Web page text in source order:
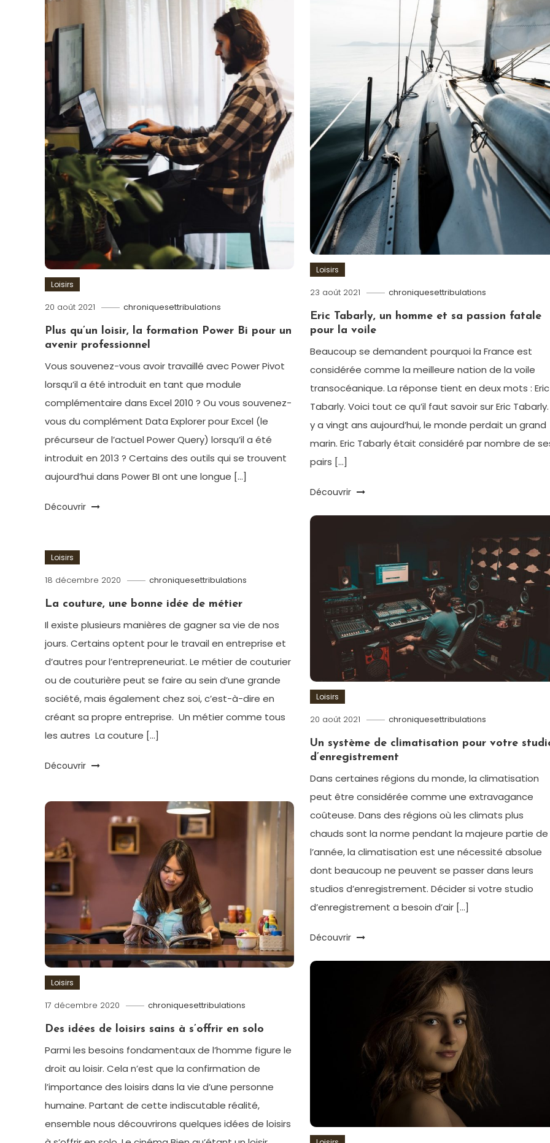
Loisirs
23 août 2021 chroniquesettribulations
Eric Tabarly, un homme et sa passion fatale
pour la voile
Beaucoup se demandent pourquoi la France est
considérée comme la meilleure nation de la voile
transocéanique. La réponse tient en deux mots : Eric
Tabarly. Voici tout ce qu’il faut savoir sur Eric
y a vingt ans aujourd’hui, le monde perdait un grand
marin. Eric Tabarly était considéré par nombre de
pairs […]
Découvrir
Loisirs
20 août 2021 chroniquesettribulations
Plus qu’un loisir, la formation Power Bi pour un
avenir professionnel
Vous souvenez-vous avoir travaillé avec Power Pivot
lorsqu’il a été introduit en tant que module
complémentaire dans Excel 2010 ? Ou vous souvenez-
vous du complément Data Explorer pour Excel (le
précurseur de l’actuel Power Query) lorsqu’il a été
introduit en 2013 ? Certains des outils qui se trouvent
aujourd’hui dans Power BI ont une longue […]
Découvrir
Loisirs
20 août 2021 chroniquesettribulations
Un système de climatisation pour votre
d’enregistrement
Dans certaines régions du monde, la climatisation
peut être considérée comme une extravagance
coûteuse. Dans des régions où les climats plus
chauds sont la norme pendant la majeure partie de
l’année, la climatisation est une nécessité absolue
dont beaucoup ne peuvent se passer dans leurs
studios d’enregistrement. Décider si votre studio
d’enregistrement a besoin d’air […]
Découvrir
Loisirs
18 décembre 2020 chroniquesettribulations
La couture, une bonne idée de métier
Il existe plusieurs manières de gagner sa vie de nos
jours. Certains optent pour le travail en entreprise et
d’autres pour l’entrepreneuriat. Le métier de couturier
ou de couturière peut se faire au sein d’une grande
société, mais également chez soi, c’est-à-dire en
créant sa propre entreprise. Un métier comme tous
les autres La couture […]
Découvrir
Loisirs
17 décembre 2020 chroniquesettribulations
Des idées de loisirs sains à s’offrir en solo
Parmi les besoins fondamentaux de l’homme figure le
droit au loisir. Cela n’est que la confirmation de
l’importance des loisirs dans la vie d’une personne
humaine. Partant de cette indiscutable réalité,
ensemble nous découvrirons quelques idées de loisirs